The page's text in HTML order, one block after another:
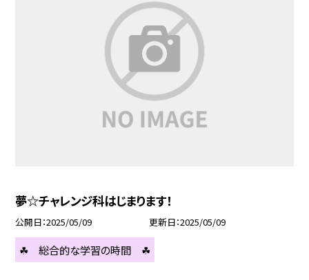
夢☆チャレンジ科はじまります！
公開日 2025/05/09 更新日 2025/05/09
☘ 総合的な学習の時間 ☘